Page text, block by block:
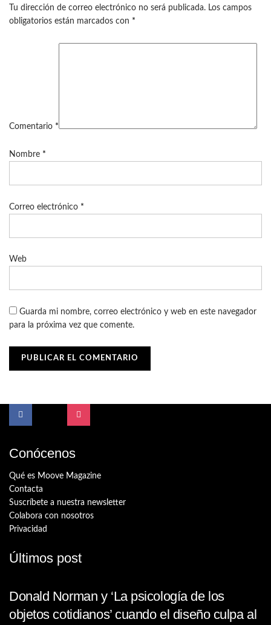
Tu dirección de correo electrónico no será publicada. Los campos
obligatorios están marcados con *
Comentario *
Nombre *
Correo electrónico *
Web
Guarda mi nombre, correo electrónico y web en este navegador
para la próxima vez que comente.
Conócenos
Qué es Moove Magazine
Contacta
Suscríbete a nuestra newsletter
Colabora con nosotros
Privacidad
Últimos post
Donald Norman y ‘La psicología de los
objetos cotidianos’ cuando el diseño culpa al